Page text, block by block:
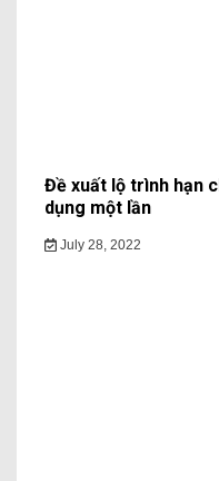
Đề xuất lộ trình hạn
dụng một lần
July 28, 2022